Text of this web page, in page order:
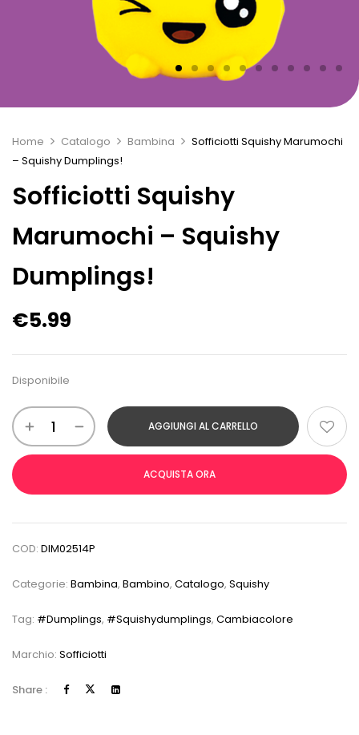
Home Catalogo Bambina
Sofficiotti Squishy Marumochi
– Squishy Dumplings!
Sofficiotti Squishy
Marumochi – Squishy
Dumplings!
€5.99
Disponibile
AGGIUNGI AL CARRELLO
ACQUISTA ORA
COD: DIM02514P
Categorie: Bambina, Bambino, Catalogo, Squishy
Tag: #dumplings, #squishydumplings, Cambiacolore
Marchio: Sofficiotti
Share :